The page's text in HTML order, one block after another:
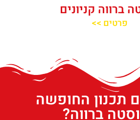
ברווה קניונים
פרטים >>
תכנון החופשה
ברווה?